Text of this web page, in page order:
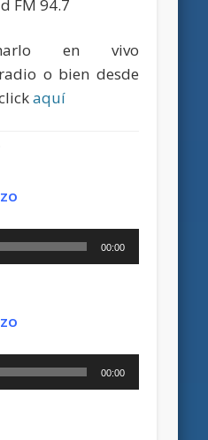
FM 94.7
en vivo
o bien desde
aquí
00:00
00:00